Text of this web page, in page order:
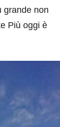
grande non
Più oggi è